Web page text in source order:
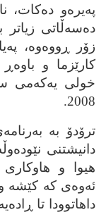
په‌یره‌و ده‌کات،
ده‌سه‌ڵاتی زیاتر
زۆر ڕووه‌وه‌،
کارێزما و
خولی یه‌که‌می
2008.
ترۆدۆ به‌
دانیشتنی
هیوا و
ئه‌وه‌ی که‌ کێشه‌
داهاتوودا تا